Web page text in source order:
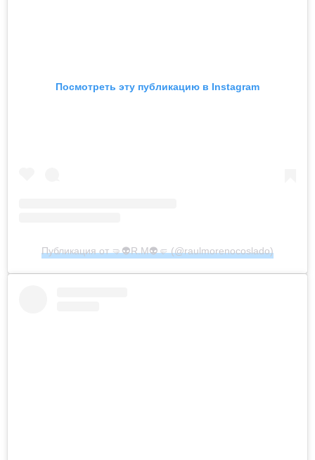
Посмотреть эту публикацию в Instagram
Публикация от 🤜👽R.M👽🤛 (@raulmorenocoslado)